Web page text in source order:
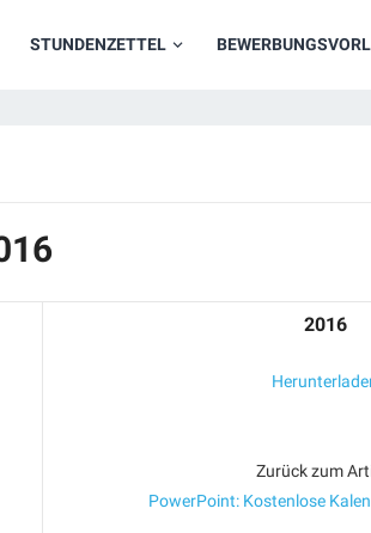
STUNDENZETTEL
2016
Zurück zum
PowerPoint: Kostenlose